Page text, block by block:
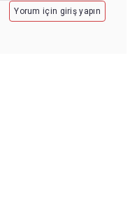
Yorum için giriş yapın